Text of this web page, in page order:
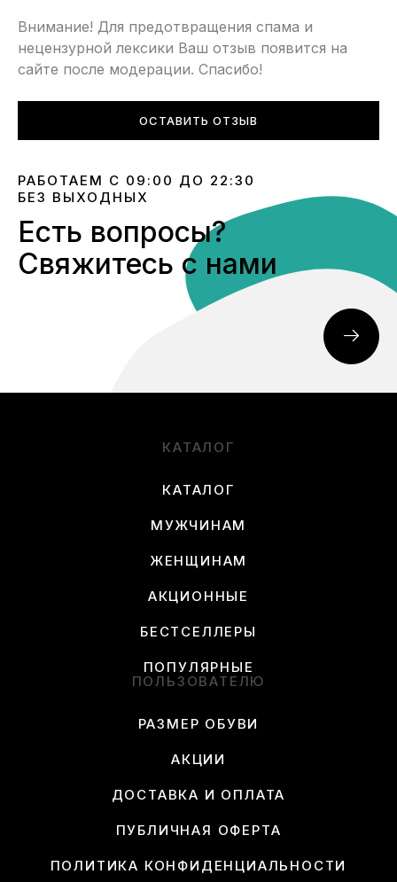
Внимание! Для предотвращения спама и
нецензурной лексики Ваш отзыв появится на
сайте после модерации. Спасибо!
ОСТАВИТЬ ОТЗЫВ
РАБОТАЕМ С 09:00 ДО 22:30
БЕЗ ВЫХОДНЫХ
Есть вопросы?
Свяжитесь с нами
КАТАЛОГ
КАТАЛОГ
МУЖЧИНАМ
ЖЕНЩИНАМ
АКЦИОННЫЕ
БЕСТСЕЛЛЕРЫ
ПОПУЛЯРНЫЕ
ПОЛЬЗОВАТЕЛЮ
РАЗМЕР ОБУВИ
АКЦИИ
ДОСТАВКА И ОПЛАТА
ПУБЛИЧНАЯ ОФЕРТА
ПОЛИТИКА КОНФИДЕНЦИАЛЬНОСТИ